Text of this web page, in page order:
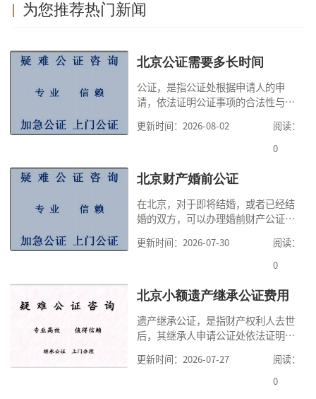
为您推荐热门新闻
北京公证需要多长时间
公证，是指公证处根据申请人的申
请，依法证明公证事项的合法性与真
高公证事项的效力，固定证据，但是
很多人不知道在北京办理公证需要多
家，办理公证的时候除了需要按照公
道北京公证需要什么材料,北京公证需
要多少钱？北京公
更新时间：2026-08-02
阅读：
0
北京财产婚前公证
在北京，对于即将结婚，或者已经结
婚的双方，可以办理婚前财产公证，
式，可以避免个人财产引发的纠纷，
但是，在北京办理婚前财产公证，除
料外，公证咨询告诉大家，我们有必
京婚前财产公证机构？了解这些不仅
有利于我们根
更新时间：2026-07-30
阅读：
0
北京小额遗产继承公证费用
遗产继承公证，是指财产权利人去世
后，其继承人申请公证处依法证明继
的证明活动。通过公证，继承人可以
拿着享有继承权的公证书办理遗产过
更新时间：2026-07-27
阅读：
0